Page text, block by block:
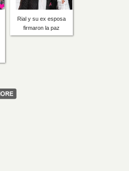
Rial y su ex esposa
firmaron la paz